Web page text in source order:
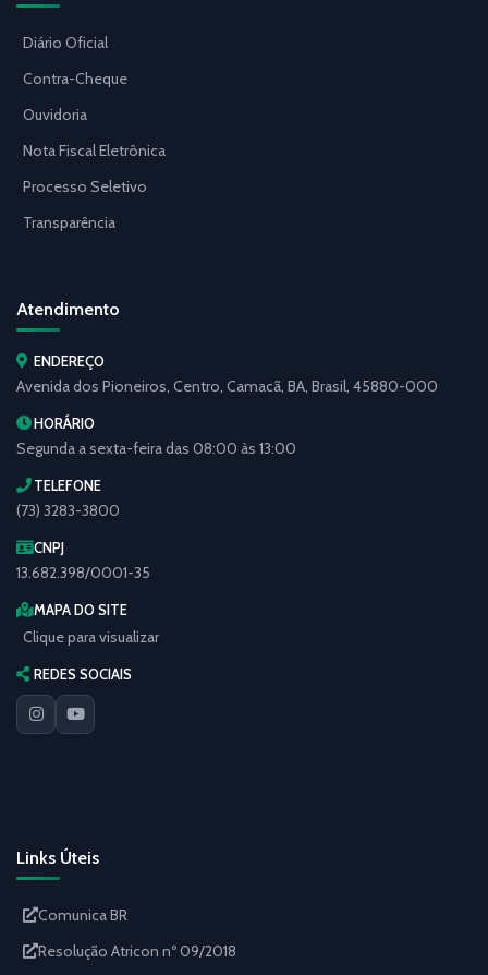
Diário Oficial
Contra-Cheque
Ouvidoria
Nota Fiscal Eletrônica
Processo Seletivo
Transparência
Atendimento
ENDEREÇO
Avenida dos Pioneiros, Centro, Camacã, BA, Brasil, 45880-000
HORÁRIO
Segunda a sexta-feira das 08:00 às 13:00
TELEFONE
(73) 3283-3800
CNPJ
13.682.398/0001-35
MAPA DO SITE
Clique para visualizar
REDES SOCIAIS
Links Úteis
Comunica BR
Resolução Atricon nº 09/2018